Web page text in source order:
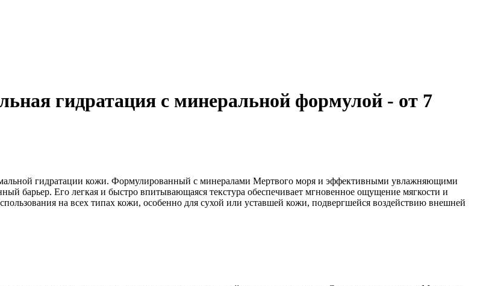
гидратация с минеральной формулой - от 7
гидратации кожи. Формулированный с минералами Мертвого моря и эффективными увлажняющими
барьер. Его легкая и быстро впитывающаяся текстура обеспечивает мгновенное ощущение мягкости и
на всех типах кожи, особенно для сухой или уставшей кожи, подвергшейся воздействию внешней